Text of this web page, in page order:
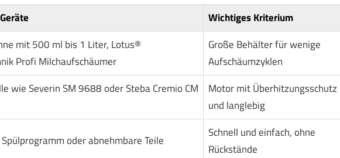
Wichtiges Kriterium
mit 500 ml bis 1 Liter, Lotus®
Profi Milchaufschäumer
Große Behälter für wenige
Aufschäumzyklen
wie Severin SM 9688 oder Steba Cremio CM
Motor mit Überhitzungsschutz
und langlebig
oder abnehmbare Teile
Schnell und einfach, ohne
Rückstände